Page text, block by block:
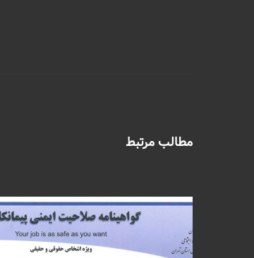
مطالب مرتبط